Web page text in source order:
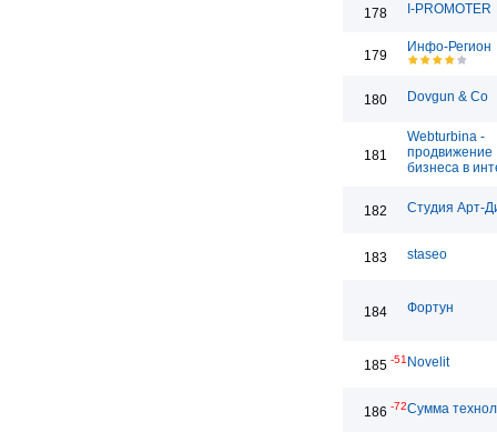
178 I-PROMOTER
179
Инфо-Регион
180 Dovgun & Co
181
Webturbina -
продвижение
бизнеса в
182 Студия Арт-
183 staseo
184 Фортун
185 -51 Novelit
186 -72Сумма